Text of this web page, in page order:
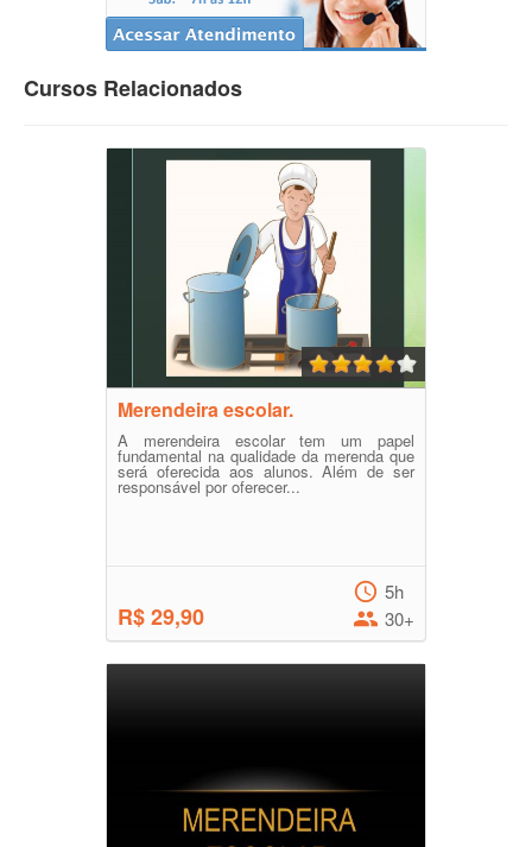
Cursos Relacionados
Merendeira escolar.
A merendeira escolar tem um papel
fundamental na qualidade da merenda que
será oferecida aos alunos. Além de ser
responsável por oferecer...
R$ 29,90
5h
30+